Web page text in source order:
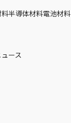
半導体材料電池材料
ース